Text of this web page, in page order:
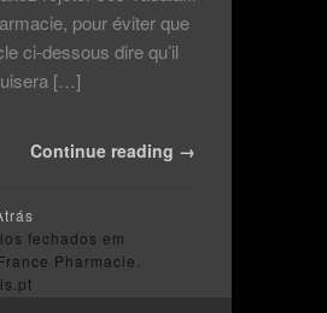
pour éviter que
ci-dessous dire qu’il
[…]
Continue reading →
fechados em
Pharmacie.